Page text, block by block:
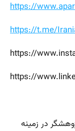
https://
https://t.me/
https://
https://
در زمینه